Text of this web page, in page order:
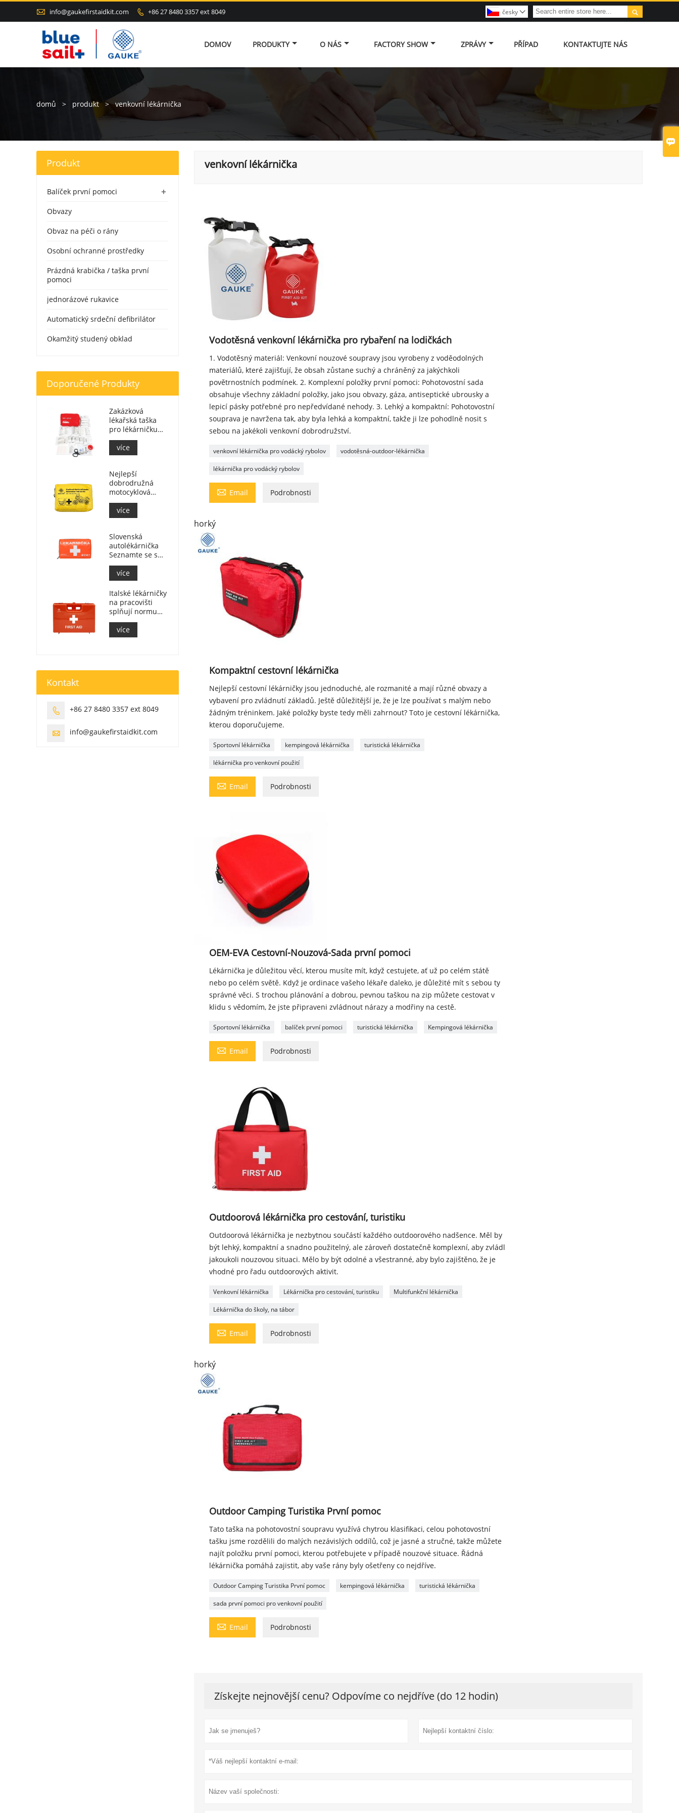

 info@gaukefirstaidkit.com  +86 27 8480 3357 ext 8049 
česky 
DOMOV PRODUKTY O NÁS FACTORY SHOW ZPRÁVY PŘÍPAD KONTAKTUJTE NÁS
domů > produkt > venkovní lékárnička
venkovní lékárnička
Vodotěsná venkovní lékárnička pro rybaření na lodičkách
1. Vodotěsný materiál: Venkovní nouzové soupravy jsou vyrobeny z voděodolných
materiálů, které zajišťují, že obsah zůstane suchý a chráněný za jakýchkoli
povětrnostních podmínek. 2. Komplexní položky první pomoci: Pohotovostní sada
obsahuje všechny základní položky, jako jsou obvazy, gáza, antiseptické ubrousky a
lepicí pásky potřebné pro nepředvídané nehody. 3. Lehký a kompaktní: Pohotovostní
souprava je navržena tak, aby byla lehká a kompaktní, takže ji lze pohodlně nosit s
sebou na jakékoli venkovní dobrodružství.
venkovní lékárnička pro vodácký rybolov vodotěsná-outdoor-lékárnička
lékárnička pro vodácký rybolov
 Email Podrobnosti
horký
Kompaktní cestovní lékárnička
Nejlepší cestovní lékárničky jsou jednoduché, ale rozmanité a mají různé obvazy a
vybavení pro zvládnutí základů. Ještě důležitější je, že je lze používat s malým nebo
žádným tréninkem. Jaké položky byste tedy měli zahrnout? Toto je cestovní lékárnička,
kterou doporučujeme.
Sportovní lékárnička kempingová lékárnička turistická lékárnička
lékárnička pro venkovní použití
 Email Podrobnosti
OEM-EVA Cestovní-Nouzová-Sada první pomoci
Lékárnička je důležitou věcí, kterou musíte mít, když cestujete, ať už po celém státě
nebo po celém světě. Když je ordinace vašeho lékaře daleko, je důležité mít s sebou ty
správné věci. S trochou plánování a dobrou, pevnou taškou na zip můžete cestovat v
klidu s vědomím, že jste připraveni zvládnout nárazy a modřiny na cestě.
Sportovní lékárnička balíček první pomoci turistická lékárnička Kempingová lékárnička
 Email Podrobnosti
Outdoorová lékárnička pro cestování, turistiku
Outdoorová lékárnička je nezbytnou součástí každého outdoorového nadšence. Měl by
být lehký, kompaktní a snadno použitelný, ale zároveň dostatečně komplexní, aby zvládl
jakoukoli nouzovou situaci. Mělo by být odolné a všestranné, aby bylo zajištěno, že je
vhodné pro řadu outdoorových aktivit.
Venkovní lékárnička Lékárnička pro cestování, turistiku Multifunkční lékárnička
Lékárnička do školy, na tábor
 Email Podrobnosti
horký
Outdoor Camping Turistika První pomoc
Tato taška na pohotovostní soupravu využívá chytrou klasifikaci, celou pohotovostní
tašku jsme rozdělili do malých nezávislých oddílů, což je jasné a stručné, takže můžete
najít položku první pomoci, kterou potřebujete v případě nouzové situace. Řádná
lékárnička pomáhá zajistit, aby vaše rány byly ošetřeny co nejdříve.
Outdoor Camping Turistika První pomoc kempingová lékárnička turistická lékárnička
sada první pomoci pro venkovní použití
 Email Podrobnosti
Získejte nejnovější cenu? Odpovíme co nejdříve (do 12 hodin)
Produkt
+
Balíček první pomoci
Obvazy
Obvaz na péči o rány
Osobní ochranné prostředky
Prázdná krabička / taška první
pomoci
jednorázové rukavice
Automatický srdeční defibrilátor
Okamžitý studený obklad
Doporučené Produkty
Zakázková
lékařská taška
pro lékárničku
lékárničky do
auta
více
Nejlepší
dobrodružná
motocyklová
lékárnička pro
jezdce na
motocyklu
více
Slovenská
autolékárnička
Seznamte se s
MZ SR
č.143/2009
více
Italské lékárničky
na pracovišti
splňují normu
DM 388 z 15. 7.
2003
více
Kontakt
 +86 27 8480 3357 ext 8049
 info@gaukefirstaidkit.com